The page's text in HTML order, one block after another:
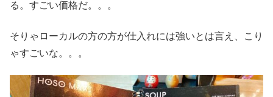
る。すごい価格だ。。。
そりゃローカルの方の方が仕入れには強いとは言え、こり
ゃすごいな。。。